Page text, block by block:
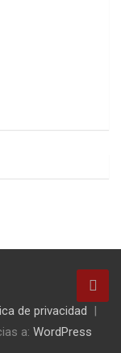
de privacidad
a: WordPress